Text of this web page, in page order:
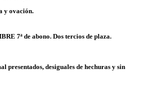
y ovación.
7ª de abono. Dos tercios de plaza.
presentados, desiguales de hechuras y sin